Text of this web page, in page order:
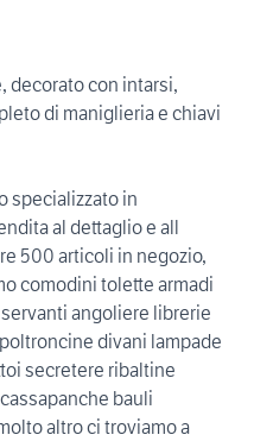
decorato con intarsi,
di maniglieria e chiavi
specializzato in
al dettaglio e all
500 articoli in negozio,
comodini tolette armadi
angoliere librerie
divani lampade
secretere ribaltine
bauli
altro ci troviamo a